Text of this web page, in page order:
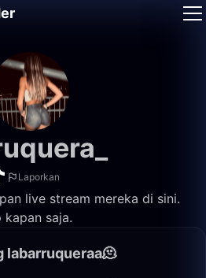
Laporkan
live stream mereka di sini.
saja.